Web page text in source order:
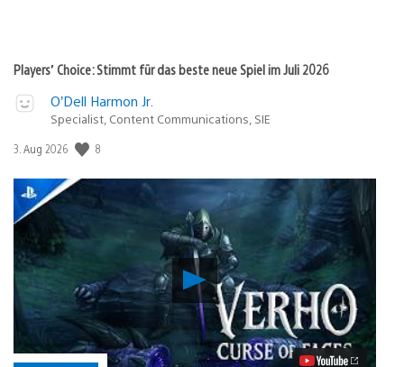
Players’ Choice: Stimmt für das beste neue Spiel im Juli 2026
O’Dell Harmon Jr.
Specialist, Content Communications, SIE
Veröffentlichungsdatum:
3. Aug 2026 8
Verho
–
Curse
of
Faces:
PS5-